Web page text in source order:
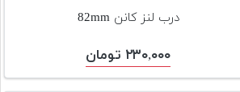
درب لنز کانن 82mm
۲۳۰,۰۰۰ تومان